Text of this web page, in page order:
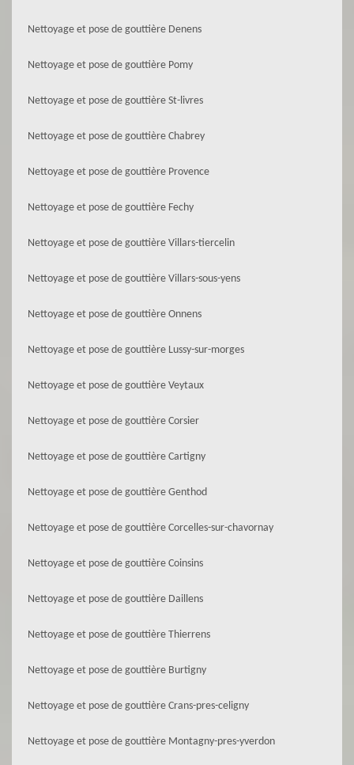
Nettoyage et pose de gouttière Denens
Nettoyage et pose de gouttière Pomy
Nettoyage et pose de gouttière St-livres
Nettoyage et pose de gouttière Chabrey
Nettoyage et pose de gouttière Provence
Nettoyage et pose de gouttière Fechy
Nettoyage et pose de gouttière Villars-tiercelin
Nettoyage et pose de gouttière Villars-sous-yens
Nettoyage et pose de gouttière Onnens
Nettoyage et pose de gouttière Lussy-sur-morges
Nettoyage et pose de gouttière Veytaux
Nettoyage et pose de gouttière Corsier
Nettoyage et pose de gouttière Cartigny
Nettoyage et pose de gouttière Genthod
Nettoyage et pose de gouttière Corcelles-sur-chavornay
Nettoyage et pose de gouttière Coinsins
Nettoyage et pose de gouttière Daillens
Nettoyage et pose de gouttière Thierrens
Nettoyage et pose de gouttière Burtigny
Nettoyage et pose de gouttière Crans-pres-celigny
Nettoyage et pose de gouttière Montagny-pres-yverdon